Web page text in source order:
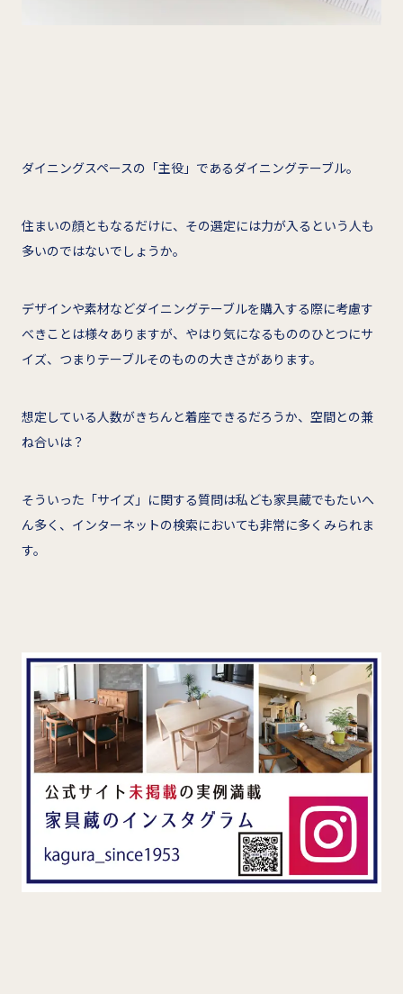
ダイニングスペースの「主役」であるダイニングテーブル。
住まいの顔ともなるだけに、その選定には力が入るという人も
多いのではないでしょうか。
デザインや素材などダイニングテーブルを購入する際に考慮す
べきことは様々ありますが、やはり気になるもののひとつにサ
イズ、つまりテーブルそのものの大きさがあります。
想定している人数がきちんと着座できるだろうか、空間との兼
ね合いは？
そういった「サイズ」に関する質問は私ども家具蔵でもたいへ
ん多く、インターネットの検索においても非常に多くみられま
す。